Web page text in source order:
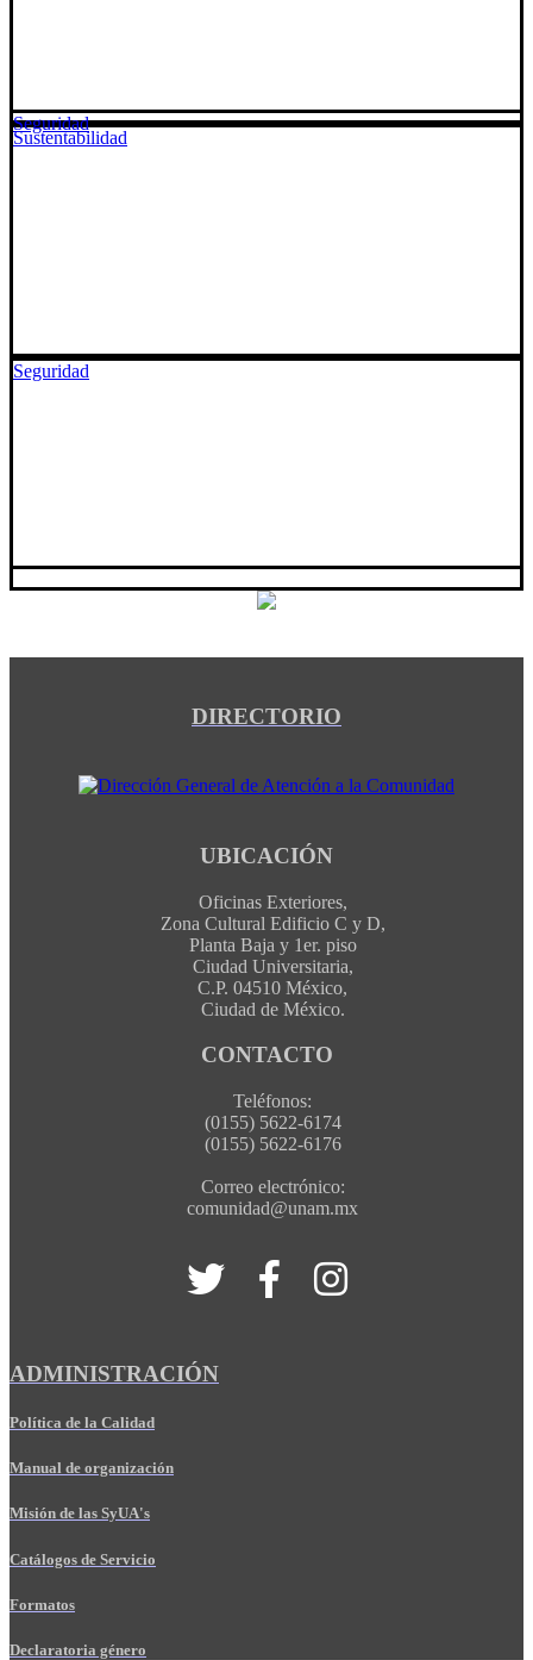
Sustentabilidad
Seguridad
Seguridad
DIRECTORIO
UBICACIÓN
Oficinas Exteriores,
Zona Cultural Edificio C y D,
Planta Baja y 1er. piso
Ciudad Universitaria,
C.P. 04510 México,
Ciudad de México.
CONTACTO
Teléfonos:
(0155) 5622-6174
(0155) 5622-6176
Correo electrónico:
comunidad@unam.mx
ADMINISTRACIÓN
Política de la Calidad
Manual de organización
Misión de las SyUA's
Catálogos de Servicio
Formatos
Declaratoria género